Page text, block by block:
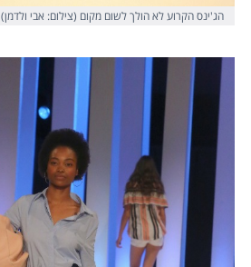
הג'ינס הקרוע לא הולך לשום מקום (צילום: אבי ולדמן)